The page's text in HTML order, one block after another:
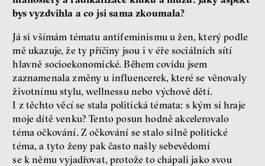
bys vyzdvihla a co jsi sama zkoumala?
Já si všímám tématu antifeminismu u žen, který podle
mě ukazuje, že ty příčiny jsou i v éře sociálních sítí
hlavně socioekonomické. Během covidu jsem
zaznamenala změny u influencerek, které se věnovaly
životnímu stylu, wellnessu nebo výchově dětí.
I z těchto věcí se stala politická témata: s kým si hraje
moje dítě venku? Tento posun hodně akcelerovalo
téma očkování. Z očkování se stalo silně politické
téma, a tyto ženy pak často našly sebevědomí
se k němu vyjadřovat, protože to chápali jako svou